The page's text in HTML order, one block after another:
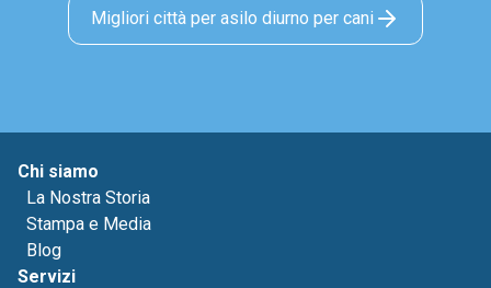
Migliori città per asilo diurno per cani
Chi siamo
La Nostra Storia
Stampa e Media
Blog
Servizi